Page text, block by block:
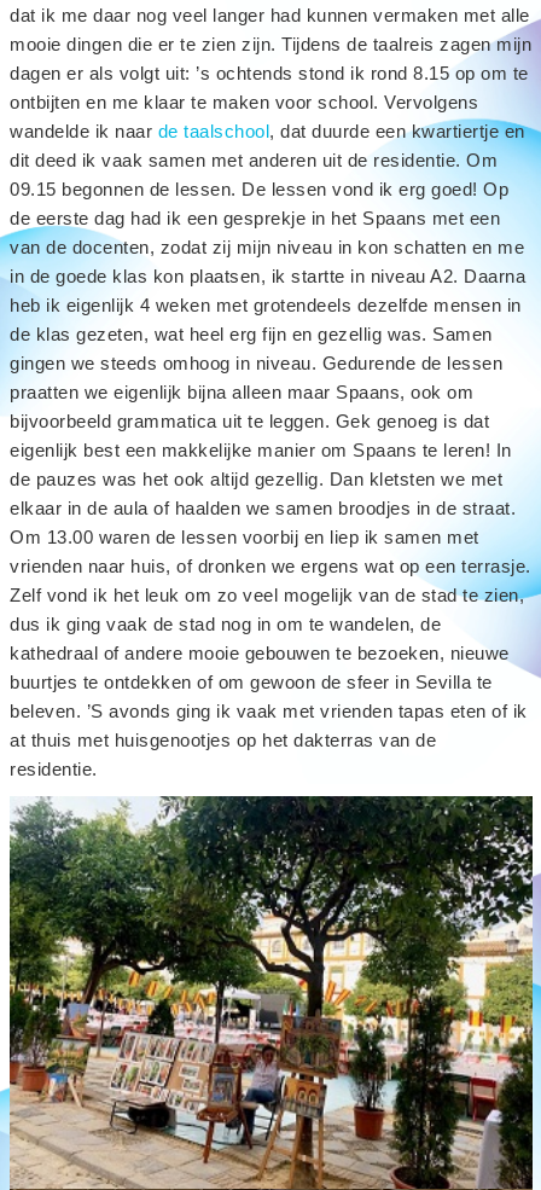
dat ik me daar nog veel langer had kunnen vermaken met alle
mooie dingen die er te zien zijn. Tijdens de taalreis zagen mijn
dagen er als volgt uit: ’s ochtends stond ik rond 8.15 op om te
ontbijten en me klaar te maken voor school. Vervolgens
wandelde ik naar de taalschool, dat duurde een kwartiertje en
dit deed ik vaak samen met anderen uit de residentie. Om
09.15 begonnen de lessen. De lessen vond ik erg goed! Op
de eerste dag had ik een gesprekje in het Spaans met een
van de docenten, zodat zij mijn niveau in kon schatten en me
in de goede klas kon plaatsen, ik startte in niveau A2. Daarna
heb ik eigenlijk 4 weken met grotendeels dezelfde mensen in
de klas gezeten, wat heel erg fijn en gezellig was. Samen
gingen we steeds omhoog in niveau. Gedurende de lessen
praatten we eigenlijk bijna alleen maar Spaans, ook om
bijvoorbeeld grammatica uit te leggen. Gek genoeg is dat
eigenlijk best een makkelijke manier om Spaans te leren! In
de pauzes was het ook altijd gezellig. Dan kletsten we met
elkaar in de aula of haalden we samen broodjes in de straat.
Om 13.00 waren de lessen voorbij en liep ik samen met
vrienden naar huis, of dronken we ergens wat op een terrasje.
Zelf vond ik het leuk om zo veel mogelijk van de stad te zien,
dus ik ging vaak de stad nog in om te wandelen, de
kathedraal of andere mooie gebouwen te bezoeken, nieuwe
buurtjes te ontdekken of om gewoon de sfeer in Sevilla te
beleven. ’S avonds ging ik vaak met vrienden tapas eten of ik
at thuis met huisgenootjes op het dakterras van de
residentie.